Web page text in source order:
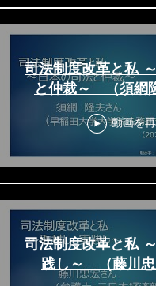
司法制度改革と私 ～日本の司法
と仲裁～ （須網
動画を
司法制度改革と私 ～取材し、実
践し～ （藤川忠